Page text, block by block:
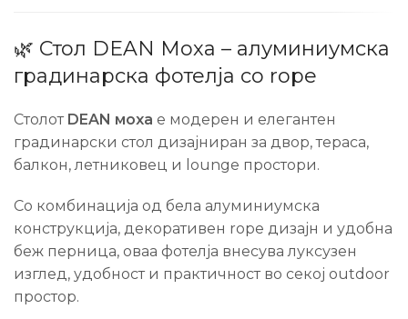
🌿 Стол DEAN Моха – алуминиумска
градинарска фотелја со rope
Столот DEAN моха е модерен и елегантен
градинарски стол дизајниран за двор, тераса,
балкон, летниковец и lounge простори.
Со комбинација од бела алуминиумска
конструкција, декоративен rope дизајн и удобна
беж перница, оваа фотелја внесува луксузен
изглед, удобност и практичност во секој outdoor
простор.